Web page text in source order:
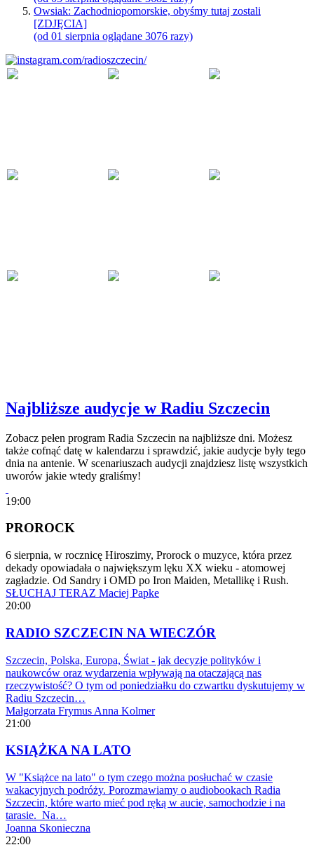
Owsiak: Zachodniopomorskie, obyśmy tutaj zostali
[ZDJĘCIA]
(od 01 sierpnia oglądane 3076 razy)
Najbliższe audycje w Radiu Szczecin
Zobacz pełen program Radia Szczecin na najbliższe dni. Możesz
także cofnąć datę w kalendarzu i sprawdzić, jakie audycje były tego
dnia na antenie. W scenariuszach audycji znajdziesz listę wszystkich
uworów jakie wtedy graliśmy!
19:00
PROROCK
6 sierpnia, w rocznicę Hiroszimy, Prorock o muzyce, która przez
dekady opowiadała o największym lęku XX wieku - atomowej
zagładzie. Od Sandry i OMD po Iron Maiden, Metallikę i Rush.
SŁUCHAJ TERAZ Maciej Papke
20:00
RADIO SZCZECIN NA WIECZÓR
Szczecin, Polska, Europa, Świat - jak decyzje polityków i
naukowców oraz wydarzenia wpływają na otaczającą nas
rzeczywistość? O tym od poniedziałku do czwartku dyskutujemy w
Radiu Szczecin…
Małgorzata Frymus Anna Kolmer
21:00
KSIĄŻKA NA LATO
W "Książce na lato" o tym czego można posłuchać w czasie
wakacyjnych podróży. Porozmawiamy o audiobookach Radia
Szczecin, które warto mieć pod ręką w aucie, samochodzie i na
tarasie. Na…
Joanna Skonieczna
22:00